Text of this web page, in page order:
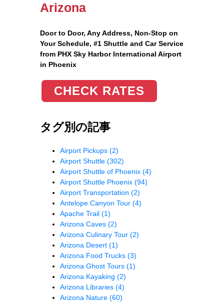
Arizona
Door to Door, Any Address, Non-Stop on
Your Schedule, #1 Shuttle and Car Service
from PHX Sky Harbor International Airport
in Phoenix
CHECK RATES
タグ別の記事
Airport Pickups (2)
Airport Shuttle (302)
Airport Shuttle of Phoenix (4)
Airport Shuttle Phoenix (94)
Airport Transportation (2)
Antelope Canyon Tour (4)
Apache Trail (1)
Arizona Caves (2)
Arizona Culinary Tour (2)
Arizona Desert (1)
Arizona Food Trucks (3)
Arizona Ghost Tours (1)
Arizona Kayaking (2)
Arizona Libraries (4)
Arizona Nature (60)